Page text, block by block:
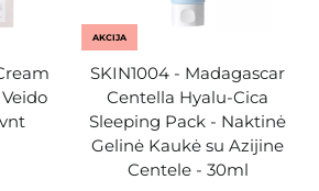
AKCIJA
SKIN1004 - Madagascar
Centella Hyalu-Cica
Sleeping Pack - Naktinė
Gelinė Kaukė su Azijine
Centele - 30ml